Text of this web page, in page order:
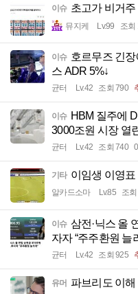
이슈 초고가 비거
뮤지케 Lv.99 조회
이슈 호르무즈 긴
스 ADR 5%↓
균터 Lv.42 조회 790
이슈 HBM 질주에
3000조원 시장 열
균터 Lv.42 조회 740
기타 이임생 이영
알카드소마 Lv.85 조
이슈 삼전·닉스 올
자자 “주주환원 늘
균터 Lv.42 조회 925
유머 파브리도 이